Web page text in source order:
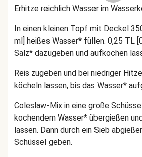
Erhitze reichlich Wasser im
In einen kleinen Topf mit Deckel
ml] heißes Wasser* füllen. 0,25 TL
Salz* dazugeben und aufkochen
Reis zugeben und bei niedriger
köcheln lassen, bis das Wasser*
Coleslaw-Mix in eine große
kochendem Wasser* übergießen
lassen. Dann durch ein Sieb
Schüssel geben.